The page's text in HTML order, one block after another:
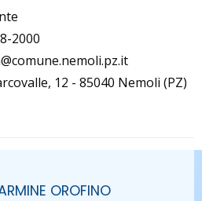
2000
12 - 85040 Nemoli (PZ)
OROFINO